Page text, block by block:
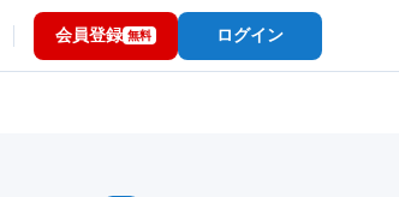
会員登録 無料 ログイン